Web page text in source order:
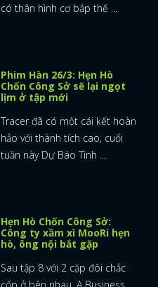
có thân hình cơ bắp thế ...
Phim Hàn 26/3: Hẹn Hò
Chốn Công Sở sẽ lại ngọt
lịm ở tập mới
Tracer đã có một cái kết hoàn
hảo với thành tích cao, cuối
tuần này Dự Báo Tình ...
Hẹn Hò Chốn Công Sở:
Công ty xầm xì MooRi hẹn
hò, ông nội bắt gặp
Sau tập 8 với 2 cặp đôi chắc
cốp ở bên nhau, A Business